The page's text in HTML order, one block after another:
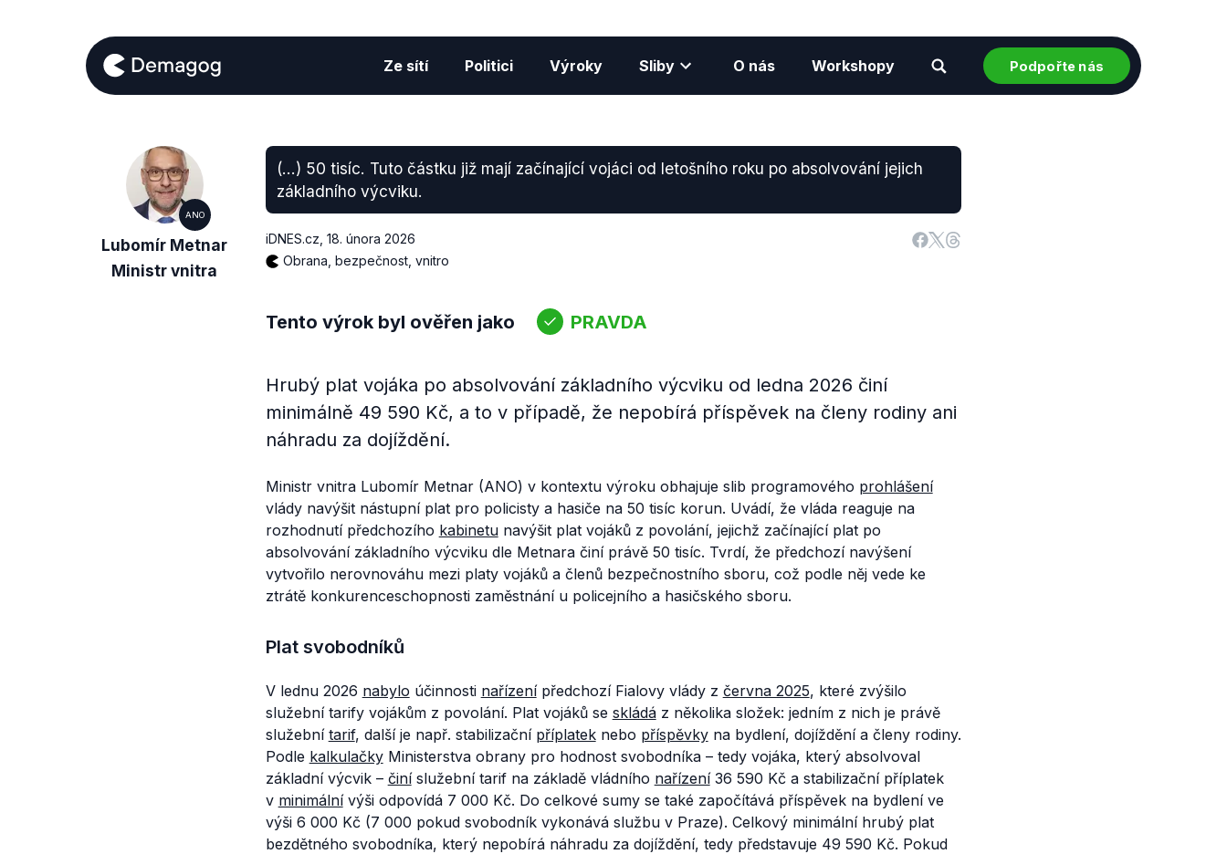
Ze sítí Politici Výroky Sliby O nás Workshopy Podpořte nás
ANO
Lubomír Metnar
Ministr vnitra
(...) 50 tisíc. Tuto částku již mají začínající vojáci od letošního roku po absolvování jejich
základního výcviku.
iDNES.cz 18. února 2026
Obrana, bezpečnost, vnitro
Tento výrok byl ověřen jako PRAVDA
Hrubý plat vojáka po absolvování základního výcviku od ledna 2026 činí
minimálně 49 590 Kč, a to v případě, že nepobírá příspěvek na členy rodiny ani
náhradu za dojíždění.
Ministr vnitra Lubomír Metnar (ANO) v kontextu výroku obhajuje slib programového prohlášení
vlády navýšit nástupní plat pro policisty a hasiče na 50 tisíc korun. Uvádí, že vláda reaguje na
rozhodnutí předchozího kabinetunavýšit plat vojáků z povolání, jejichž začínající plat po
absolvování základního výcviku dle Metnara činí právě 50 tisíc. Tvrdí, že předchozí navýšení
vytvořilo nerovnováhu mezi platy vojáků a členů bezpečnostního sboru, což podle něj vede ke
ztrátě konkurenceschopnosti zaměstnání u policejního a hasičského sboru.
Plat svobodníků
V lednu 2026 nabylo účinnosti nařízenípředchozí Fialovy vlády z června 2025, které zvýšilo
služební tarify vojákům z povolání. Plat vojáků se skládáz několika složek: jedním z nich je právě
služební tarif, další je např. stabilizační příplateknebo příspěvkyna bydlení, dojíždění a členy rodiny.
Podle kalkulačkyMinisterstva obrany pro hodnost svobodníka – tedy vojáka, který absolvoval
základní výcvik – činíslužební tarif na základě vládního nařízení36 590 Kč a stabilizační příplatek
v minimálnívýši odpovídá 7 000 Kč. Do celkové sumy se také započítává příspěvek na bydlení ve
výši 6 000 Kč (7 000 pokud svobodník vykonává službu v Praze). Celkový minimální hrubý plat
bezdětného svobodníka, který nepobírá náhradu za dojíždění, tedy představuje 49 590 Kč. Pokud